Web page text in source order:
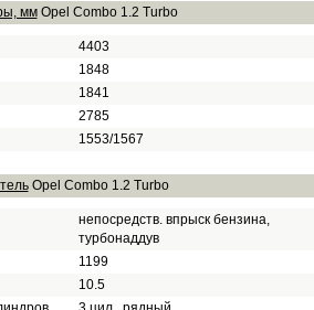
ммOpel Combo 1.2 Turbo
4403
1848
1841
2785
1553/1567
Opel Combo 1.2 Turbo
непосредств. впрыск бензина,
турбонаддув
1199
10.5